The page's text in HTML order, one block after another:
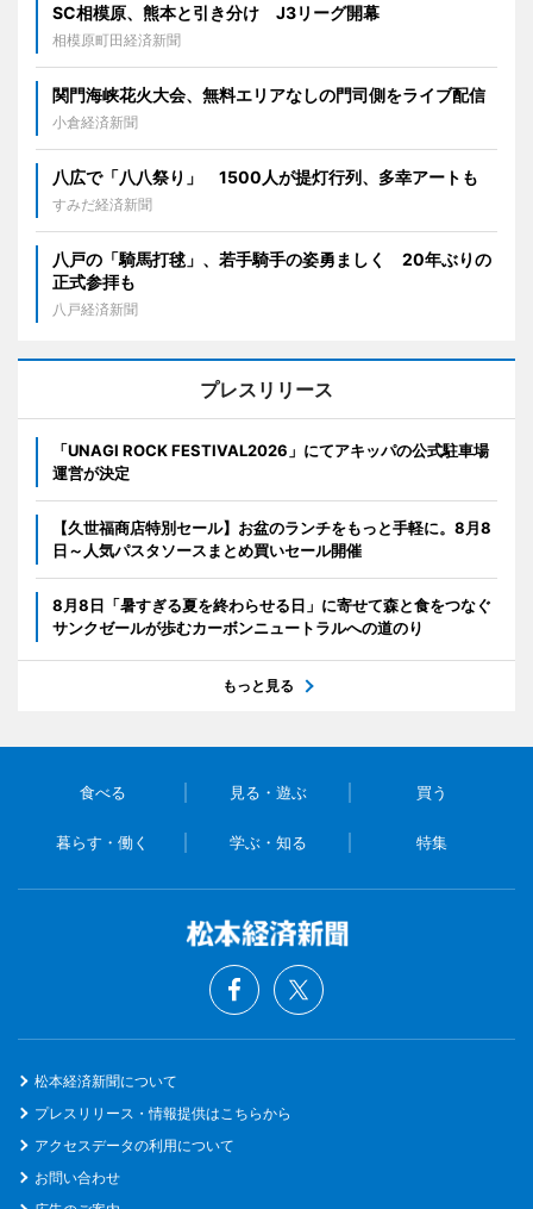
SC相模原、熊本と引き分け J3リーグ開幕
相模原町田経済新聞
関門海峡花火大会、無料エリアなしの門司側をライブ配信
小倉経済新聞
八広で「八八祭り」 1500人が提灯行列、多幸アートも
すみだ経済新聞
八戸の「騎馬打毬」、若手騎手の姿勇ましく 20年ぶりの
正式参拝も
八戸経済新聞
プレスリリース
「UNAGI ROCK FESTIVAL2026」にてアキッパの公式駐車場
運営が決定
【久世福商店特別セール】お盆のランチをもっと手軽に。8月8
日～人気パスタソースまとめ買いセール開催
8月8日「暑すぎる夏を終わらせる日」に寄せて森と食をつなぐ
サンクゼールが歩むカーボンニュートラルへの道のり
もっと見る
食べる 見る・遊ぶ 買う
暮らす・働く 学ぶ・知る 特集
松本経済新聞について
プレスリリース・情報提供はこちらから
アクセスデータの利用について
お問い合わせ